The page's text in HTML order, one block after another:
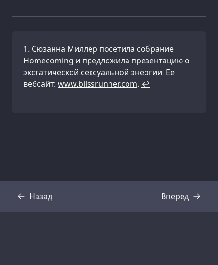
Сюзанна Миллер посетила собрание
Homecoming и предложила презентацию о
экстатической сексуальной энергии. Ее
вебсайт: www.blissrunner.com. ↩
Назад
Стенограмма Вперед
Стенограмма